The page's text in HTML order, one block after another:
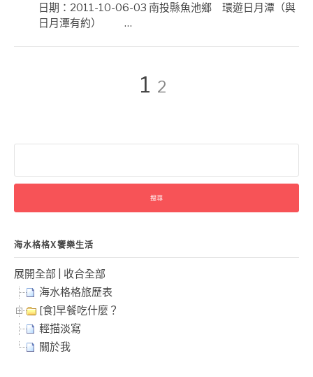
日期：2011-10-06-03 南投縣魚池鄉 環遊日月潭（與
日月潭有約） …
章
分
頁
Page
1 Page
2
關
字:
海水格格X饗樂生活
展開全部
收合全部
海水格格旅歷表
[食]早餐吃什麼？
輕描淡寫
關於我